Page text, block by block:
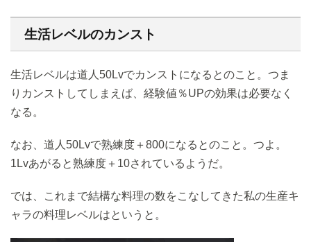
生活レベルのカンスト
生活レベルは道人50Lvでカンストになるとのこと。つま
りカンストしてしまえば、経験値％UPの効果は必要なく
なる。
なお、道人50Lvで熟練度＋800になるとのこと。つよ。
1Lvあがると熟練度＋10されているようだ。
では、これまで結構な料理の数をこなしてきた私の生産キ
ャラの料理レベルはというと。